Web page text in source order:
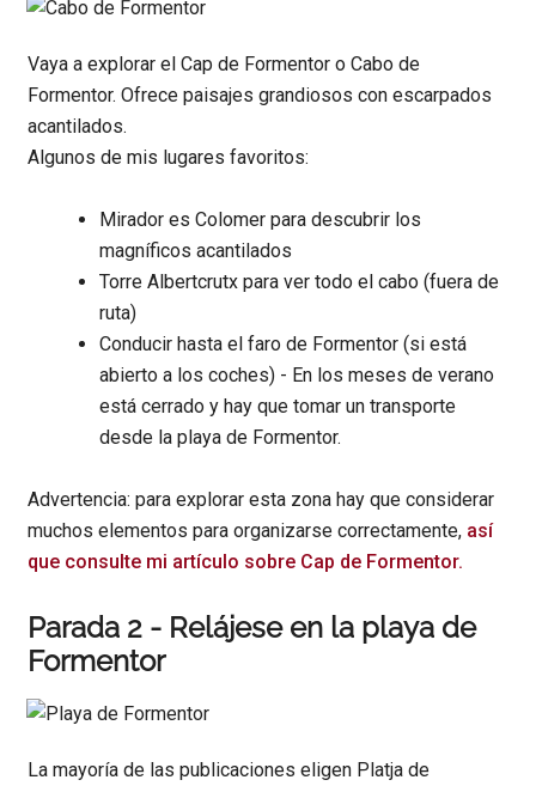
Vaya a explorar el Cap de Formentor o Cabo de
Formentor. Ofrece paisajes grandiosos con escarpados
acantilados.
Algunos de mis lugares favoritos:
Mirador es Colomer para descubrir los
magníficos acantilados
Torre Albertcrutx para ver todo el cabo (fuera de
ruta)
Conducir hasta el faro de Formentor (si está
abierto a los coches) - En los meses de verano
está cerrado y hay que tomar un transporte
desde la playa de Formentor.
Advertencia: para explorar esta zona hay que considerar
muchos elementos para organizarse correctamente, así
que consulte mi artículo sobre Cap de Formentor.
Parada 2 - Relájese en la playa de
Formentor
La mayoría de las publicaciones eligen Platja de